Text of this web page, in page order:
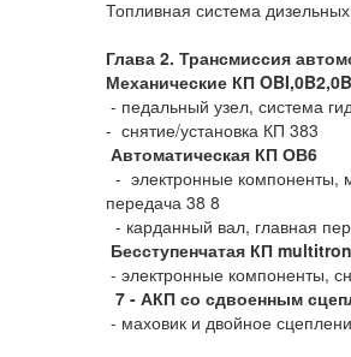
Топливная система
Глава 2. Трансмиссия
Механические КП
- педальный узел, система
- снятие/установка КП 383
Автоматическая КП ОВ6
- электронные компоненты,
передача 38 8
- карданный вал, главная
Бесступенчатая КП
- электронные компоненты,
7 - АКП со сдвоенным
- маховик и двойное